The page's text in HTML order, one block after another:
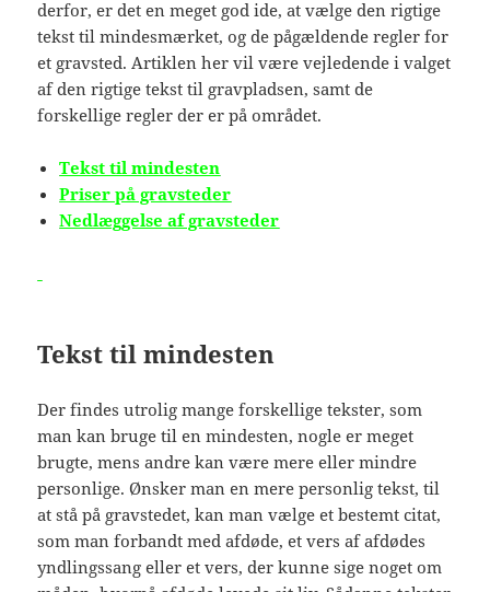
derfor, er det en meget god ide, at vælge den rigtige
tekst til mindesmærket, og de pågældende regler for
et gravsted. Artiklen her vil være vejledende i valget
af den rigtige tekst til gravpladsen, samt de
forskellige regler der er på området.
Tekst til mindesten
Priser på gravsteder
Nedlæggelse af gravsteder
Tekst til mindesten
Der findes utrolig mange forskellige tekster, som
man kan bruge til en mindesten, nogle er meget
brugte, mens andre kan være mere eller mindre
personlige. Ønsker man en mere personlig tekst, til
at stå på gravstedet, kan man vælge et bestemt citat,
som man forbandt med afdøde, et vers af afdødes
yndlingssang eller et vers, der kunne sige noget om